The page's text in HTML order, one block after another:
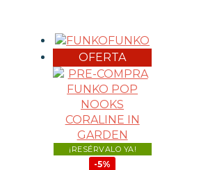
FUNKO
OFERTA
¡RESÉRVALO YA!
-5%